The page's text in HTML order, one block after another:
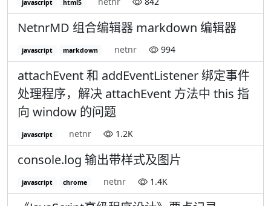
javascript html5
NetnrMD 组合编辑器 markdown 编辑器
javascript markdown netnr 994
attachEvent 和 addEventListener 绑定事件
处理程序，解决 attachEvent 方法中 this 指
向 window 的问题
javascript netnr 1.2K
console.log 输出带样式及图片
javascript chrome netnr 1.4K